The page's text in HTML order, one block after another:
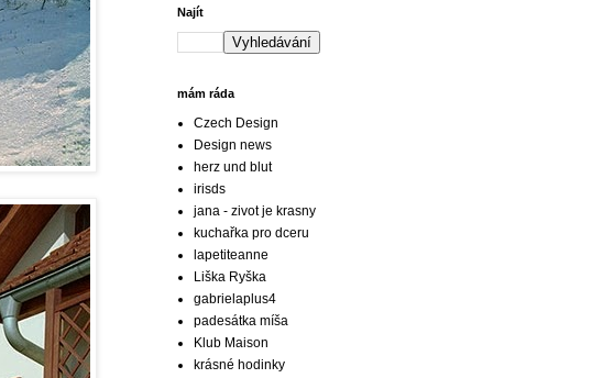
Najít
mám ráda
Czech Design
Design news
herz und blut
irisds
jana - zivot je krasny
kuchařka pro dceru
lapetiteanne
Liška Ryška
gabrielaplus4
padesátka míša
Klub Maison
krásné hodinky